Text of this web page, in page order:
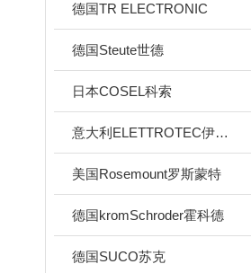
德国TR ELECTRONIC
德国Steute世德
日本COSEL科索
意大利ELETTROTEC伊莱科
美国Rosemount罗斯蒙特
德国kromSchroder霍科德
德国SUCO苏克